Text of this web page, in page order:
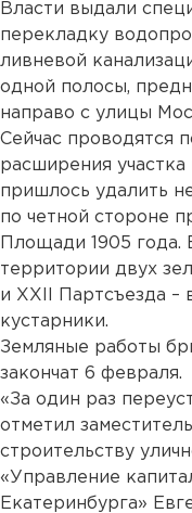
Власти выдали
перекладку
ливневой
одной полосы,
направо с улицы
Сейчас проводятся
расширения
пришлось удалить
по четной стороне
Площади 1905 года.
территории двух
и XXII Партсъезда –
кустарники.
Земляные работы
закончат 6 февраля.
«За один раз
отметил
строительству
«Управление
Екатеринбурга»